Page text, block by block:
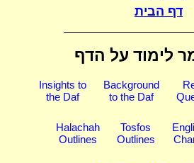
דף הבית
לימוד על הדף
Insights to
the Daf
Background
to the Daf
Halachah
Outlines
Tosfos
Outlines